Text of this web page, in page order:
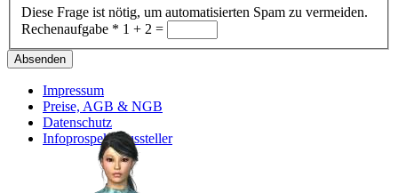
Diese Frage ist nötig, um automatisierten Spam zu vermeiden.
Rechenaufgabe * 1 + 2 =
Absenden
Impressum
Preise, AGB & NGB
Datenschutz
Infoprospekt Aussteller